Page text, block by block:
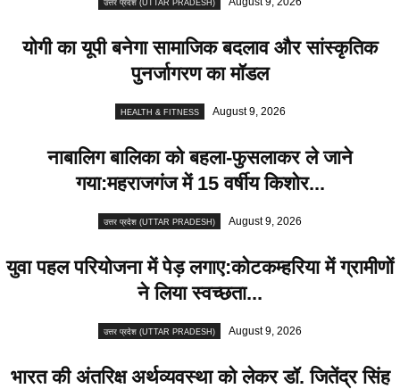
उत्तर प्रदेश (UTTAR PRADESH)
योगी का यूपी बनेगा सामाजिक बदलाव और सांस्कृतिक
पुनर्जागरण का मॉडल
HEALTH & FITNESS August 9, 2026
नाबालिग बालिका को बहला-फुसलाकर ले जाने
गया:महराजगंज में 15 वर्षीय किशोर...
उत्तर प्रदेश (UTTAR PRADESH) August 9, 2026
युवा पहल परियोजना में पेड़ लगाए:कोटकम्हरिया में ग्रामीणों
ने लिया स्वच्छता...
उत्तर प्रदेश (UTTAR PRADESH) August 9, 2026
भारत की अंतरिक्ष अर्थव्यवस्था को लेकर डॉ. जितेंद्र सिंह